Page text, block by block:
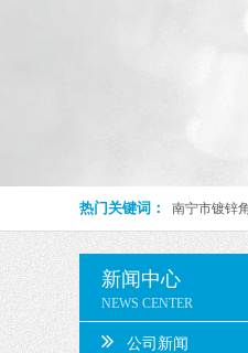
热门关键词： 南宁市镀锌
新闻中心
NEWS CENTER
公司新闻